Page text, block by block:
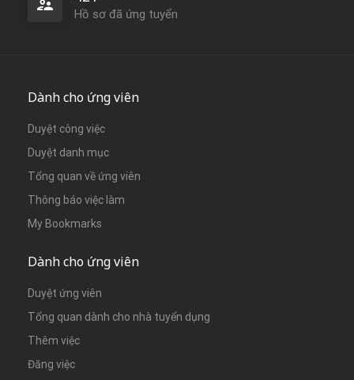
Hồ sơ đã ứng tuyển
Dành cho ứng viên
Duyệt công việc
Duyệt danh mục
Tổng quan về ứng viên
Thông báo việc làm
My Bookmarks
Dành cho ứng viên
Duyệt ứng viên
Tổng quan dành cho nhà tuyển dụng
Thêm việc
Đăng việc